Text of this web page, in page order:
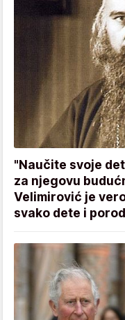
"Naučite svoje
za njegovu
Velimirović je
svako dete i